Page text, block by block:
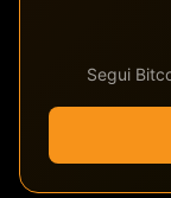
Segui